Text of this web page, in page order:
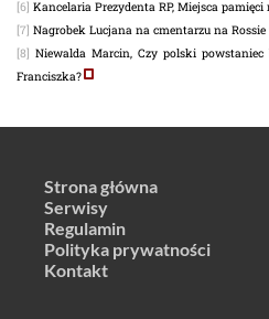
[6] Kancelaria Prezydenta RP, Miejsca
[7] Nagrobek Lucjana na cmentarzu na
[8] Niewalda Marcin, Czy polski
Franciszka?
Strona główna
Serwisy
Regulamin
Polityka prywatności
Kontakt